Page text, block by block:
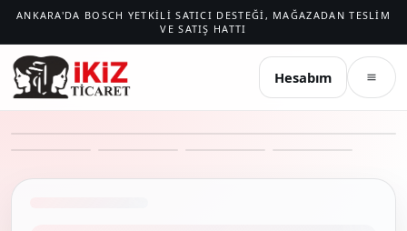
ANKARA'DA BOSCH YETKILI SATICI DESTEĞI, MAĞAZADAN TESLIM
VE SATIŞ HATTI
İKIZ TICARET
Hesabım